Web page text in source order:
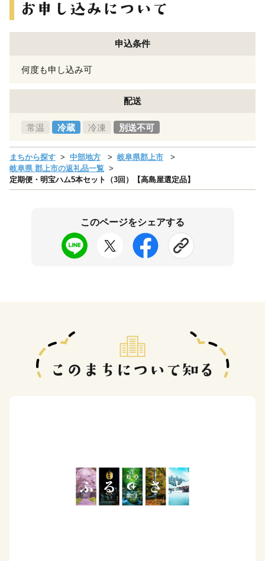
申込条件
何度も申し込み可
配送
常温 冷蔵 冷凍 別送不可
まちから探す 中部地方
岐阜県郡上市
岐阜県 郡上市の返礼品一覧
定期便・明宝ハム5本セット（3回）【高島屋選定品】
このページをシェアする